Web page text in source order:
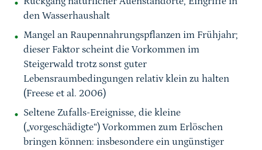
den Wasserhaushalt
Mangel an Raupennahrungspflanzen im Frühjahr;
dieser Faktor scheint die Vorkommen im
Steigerwald trotz sonst guter
Lebensraumbedingungen relativ klein zu halten
(Freese et al. 2006)
Seltene Zufalls-Ereignisse, die kleine
(„vorgeschädigte“) Vorkommen zum Erlöschen
bringen können: insbesondere ein ungünstiger